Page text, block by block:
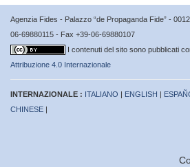
Agenzia Fides - Palazzo “de Propaganda Fide” -
06-69880115 - Fax +39-06-69880107
I contenuti del sito sono pubblicati
Attribuzione 4.0 Internazionale
INTERNAZIONALE : ITALIANO | ENGLISH |
CHINESE |